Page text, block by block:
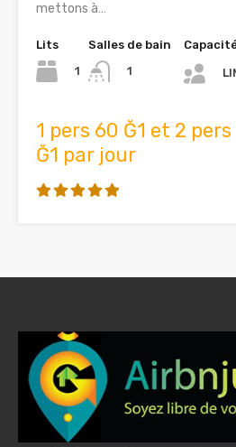
mettons à…
Lits
1
Salles de bain
1
1 pers 60 Ğ1 et 2
Ğ1 par jour